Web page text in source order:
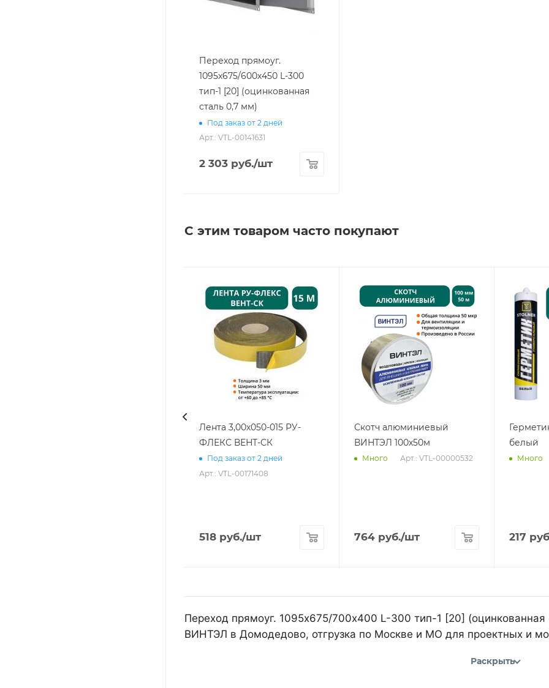
Переход прямоуг.
1095х675/600х450 L-300
тип-1 [20] (оцинкованная
сталь 0,7 мм)
Под заказ от 2 дней
Арт.: VTL-00141631
2 303 руб./шт
С этим товаром часто покупают
Лента 3,00х050-015 РУ-
ФЛЕКС ВЕНТ-СК
Под заказ от 2 дней
Арт.: VTL-00171408
518 руб./шт
Скотч алюминиевый
ВИНТЭЛ 100х50м
Много Арт.: VTL-00000532
764 руб./шт
белый
Много
217
Переход прямоуг. 1095х675/700х400 L-300 тип-1 [20]
ВИНТЭЛ в Домодедово, отгрузка по Москве и МО для проектных и
Раскрыть